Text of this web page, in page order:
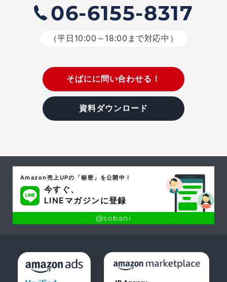
06-6155-8317
（平日10:00～18:00まで対応中）
そばにに問い合わせる！
資料ダウンロード
Amazon売上UPの「秘密」を公開中！
今すぐ、
LINEマガジンに登録
@sobani